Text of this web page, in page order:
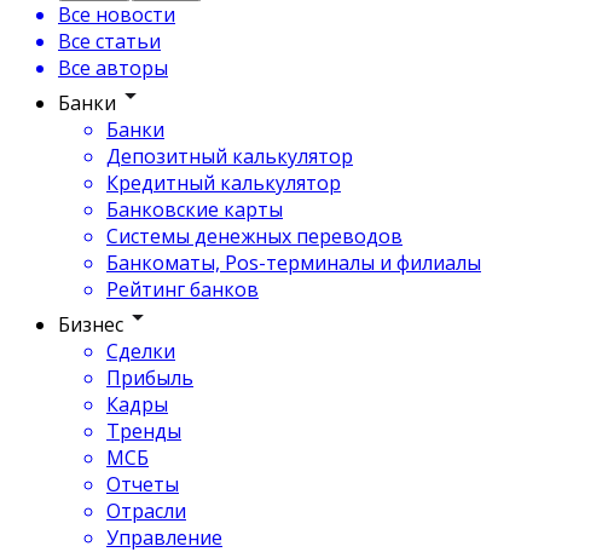
Все новости
Все статьи
Все авторы
Банки
Банки
Депозитный калькулятор
Кредитный калькулятор
Банковские карты
Системы денежных переводов
Банкоматы, Pos-терминалы и филиалы
Рейтинг банков
Бизнес
Сделки
Прибыль
Кадры
Тренды
МСБ
Отчеты
Отрасли
Управление